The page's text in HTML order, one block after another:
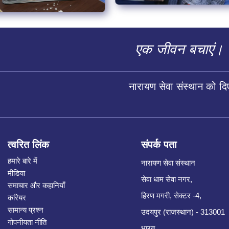
एक जीवन बचाएं।
नारायण सेवा संस्थान को
त्वरित लिंक
हमारे बारे में
मीडिया
समाचार और कहानियाँ
करियर
सामान्य प्रश्न
गोपनीयता नीति
संपर्क पता
नारायण सेवा संस्थान
सेवा धाम सेवा नगर,
हिरण मगरी, सेक्टर -4,
उदयपुर (राजस्थान) - 313001